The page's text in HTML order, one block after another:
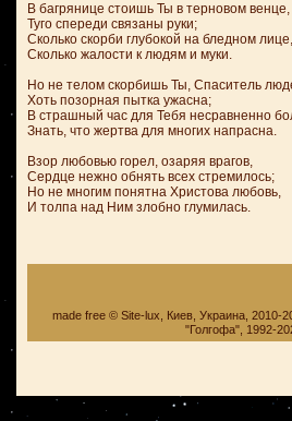
В багрянице стоишь Ты в терновом венце,
Туго спереди связаны руки;
Сколько скорби глубокой на бледном лице,
Сколько жалости к людям и муки.
Но не телом скорбишь Ты, Спаситель
Хоть позорная пытка ужасна;
В страшный час для Тебя несравненно
Знать, что жертва для многих напрасна.
Взор любовью горел, озаряя врагов,
Сердце нежно обнять всех стремилось;
Но не многим понятна Христова любовь,
И толпа над Ним злобно глумилась.
made free © Site-lux, Киев, Украина, 2010-
"Голгофа", 1992-